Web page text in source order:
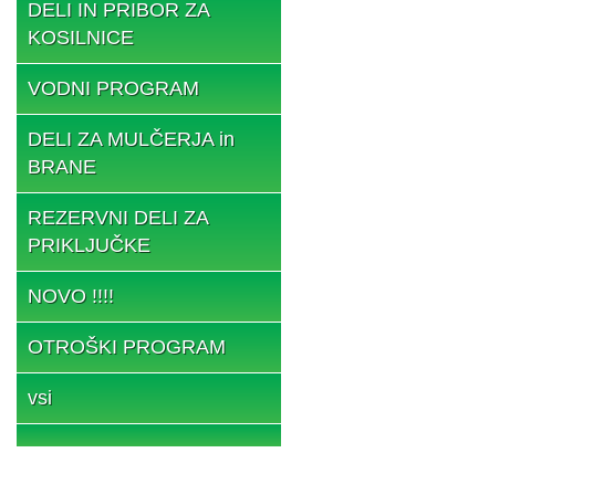
DELI IN PRIBOR ZA
KOSILNICE
VODNI PROGRAM
DELI ZA MULČERJA in
BRANE
REZERVNI DELI ZA
PRIKLJUČKE
NOVO !!!!
OTROŠKI PROGRAM
vsi